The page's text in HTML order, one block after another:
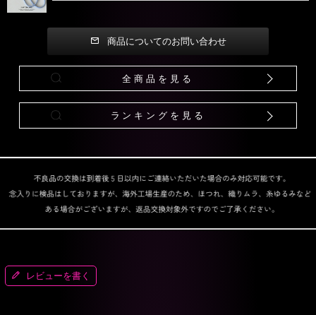
商品についてのお問い合わせ
全商品を見る
ランキングを見る
レビューを書く